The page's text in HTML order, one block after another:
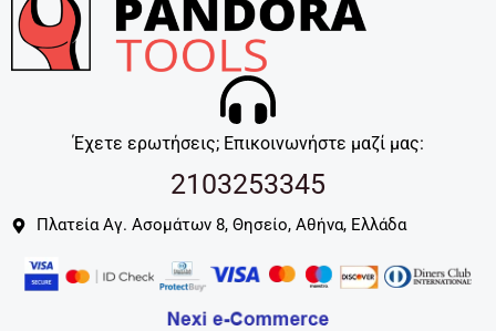
Έχετε ερωτήσεις; Επικοινωνήστε μαζί μας:
2103253345
Πλατεία Αγ. Ασομάτων 8, Θησείο, Αθήνα, Ελλάδα